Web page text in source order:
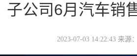
子公司6月汽车销
2023-07-03 14:22:43 来源